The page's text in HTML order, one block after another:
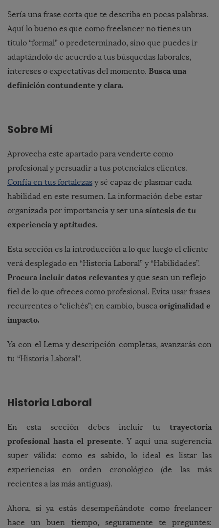
Sería una frase corta que te describa en pocas palabras.
Aquí lo bueno es que como freelancer no tienes un
título “formal” o predeterminado, sino que puedes ir
adaptándolo de acuerdo a tus búsquedas laborales,
intereses o expectativas del momento. Busca una
definición contundente y clara.
Sobre Mí
Aprovecha este apartado para venderte como
profesional y persuadir a tus potenciales clientes.
Confía en tus fortalezas y sé capaz de plasmar cada
habilidad en este resumen. La información debe estar
organizada por importancia y ser una síntesis de tu
experiencia y aptitudes.
Esta sección es la introducción a lo que luego el cliente
verá desplegado en “Historia Laboral” y “Habilidades”.
Procura incluir datos relevantes y que sean un reflejo
fiel de lo que ofreces como profesional. Evita usar frases
recurrentes o “clichés”; en cambio, busca originalidad e
impacto.
Ya con el Lema y descripción completas, avanzarás con
tu “Historia Laboral”.
Historia Laboral
En esta sección debes incluir tu trayectoria
profesional hasta el presente. Y aquí una sugerencia
super válida: como es sabido, lo ideal es listar las
experiencias en orden cronológico (de las más
recientes a las más antiguas).
Ahora, si ya estás desempeñándote como freelancer
hace un buen tiempo, seguramente te preguntes: